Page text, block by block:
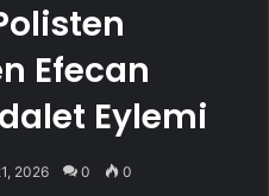
Efecan
Eylemi
2026 0 0